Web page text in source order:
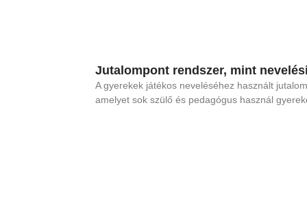
Jutalompont rendszer, mint
A gyerekek játékos neveléséhez használt
amelyet sok szülő és pedagógus használ